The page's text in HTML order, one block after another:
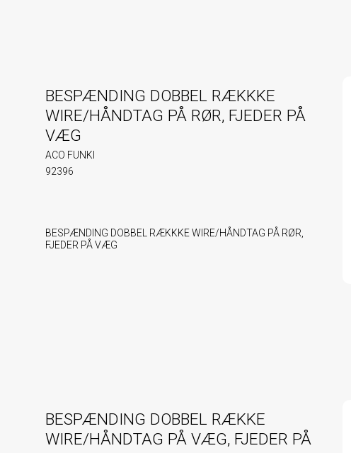
BESPÆNDING DOBBEL RÆKKKE
WIRE/HÅNDTAG PÅ RØR, FJEDER PÅ
VÆG
ACO FUNKI
92396
BESPÆNDING DOBBEL RÆKKKE WIRE/HÅNDTAG PÅ RØR,
FJEDER PÅ VÆG
BESPÆNDING DOBBEL RÆKKE
WIRE/HÅNDTAG PÅ VÆG, FJEDER PÅ